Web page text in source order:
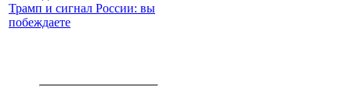
Трамп и сигнал России: вы
побеждаете